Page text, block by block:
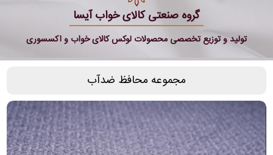
گروه صنعتی کالای خواب آیسا
تولید و توزیع تخصصی محصولات لوکس کالای خواب و اکسسوری
مجموعه محافظ ضدآب